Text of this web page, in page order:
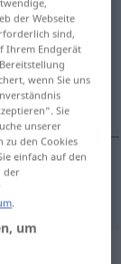
der Webseite
sind,
Ihrem Endgerät
wenn Sie uns
Sie
unserer
zu den Cookies
einfach auf den
der
um